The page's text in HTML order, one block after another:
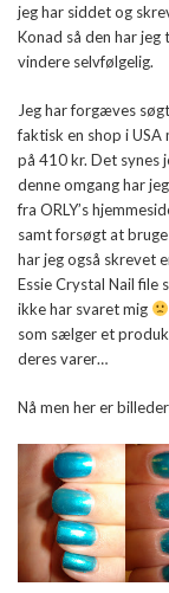
jeg har siddet og
Konad så den har
vindere selvfølgelig.
Jeg har forgæves
faktisk en shop i
på 410 kr. Det synes
denne omgang har
fra ORLY’s
samt forsøgt at
har jeg også skrevet
Essie Crystal Nail file
ikke har svaret mig
som sælger et
deres varer…
Nå men her er